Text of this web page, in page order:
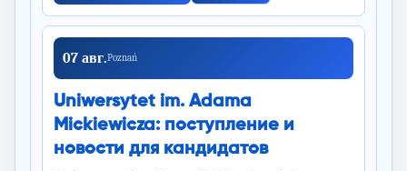
07 авг.Poznań
Uniwersytet im. Adama
Mickiewicza: поступление и
новости для кандидатов